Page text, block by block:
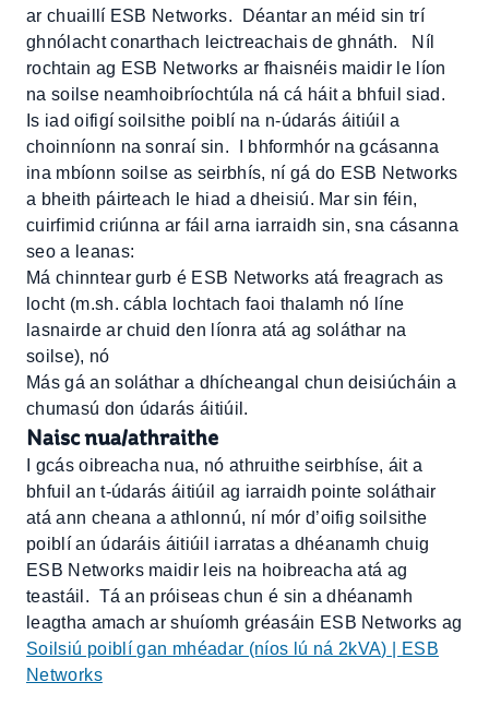
ar chuaillí ESB Networks. Déantar an méid sin trí
ghnólacht conarthach leictreachais de ghnáth. Níl
rochtain ag ESB Networks ar fhaisnéis maidir le líon
na soilse neamhoibríochtúla ná cá háit a bhfuil siad.
Is iad oifigí soilsithe poiblí na n-údarás áitiúil a
choinníonn na sonraí sin. I bhformhór na gcásanna
ina mbíonn soilse as seirbhís, ní gá do ESB Networks
a bheith páirteach le hiad a dheisiú. Mar sin féin,
cuirfimid criúnna ar fáil arna iarraidh sin, sna cásanna
seo a leanas:
Má chinntear gurb é ESB Networks atá freagrach as
locht (m.sh. cábla lochtach faoi thalamh nó líne
lasnairde ar chuid den líonra atá ag soláthar na
soilse), nó
Más gá an soláthar a dhícheangal chun deisiúcháin a
chumasú don údarás áitiúil.
Naisc nua/athraithe
I gcás oibreacha nua, nó athruithe seirbhíse, áit a
bhfuil an t-údarás áitiúil ag iarraidh pointe soláthair
atá ann cheana a athlonnú, ní mór d’oifig soilsithe
poiblí an údaráis áitiúil iarratas a dhéanamh chuig
ESB Networks maidir leis na hoibreacha atá ag
teastáil. Tá an próiseas chun é sin a dhéanamh
leagtha amach ar shuíomh gréasáin ESB Networks ag
Soilsiú poiblí gan mhéadar (níos lú ná 2kVA) | ESB
Networks